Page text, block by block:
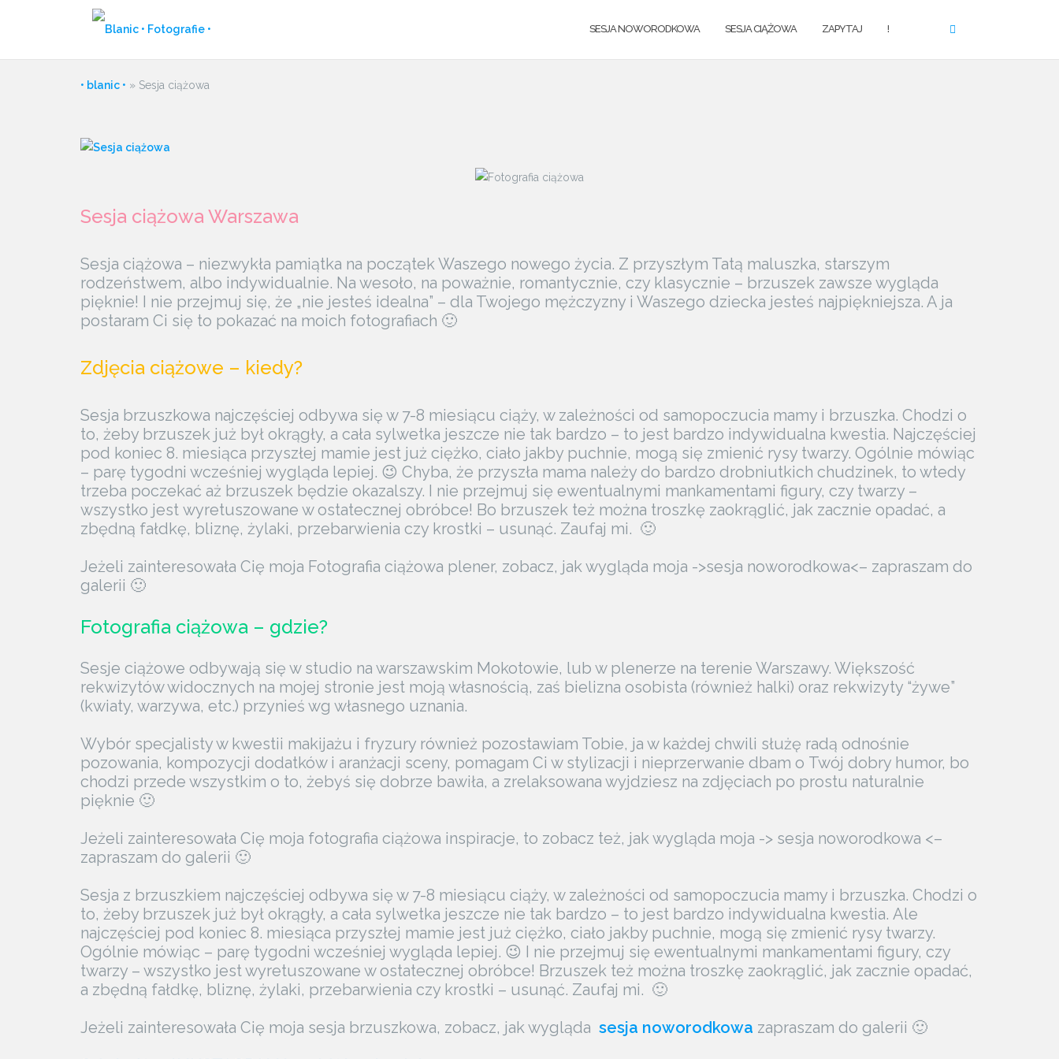
SESJA NOWORODKOWA SESJA CIĄŻOWA ZAPYTAJ !
• blanic • » Sesja ciążowa
Sesja ciążowa Warszawa
Sesja ciążowa – niezwykła pamiątka na początek Waszego nowego życia. Z przyszłym Tatą maluszka, starszym
rodzeństwem, albo indywidualnie. Na wesoło, na poważnie, romantycznie, czy klasycznie – brzuszek zawsze wygląda
pięknie! I nie przejmuj się, że „nie jesteś idealna” – dla Twojego mężczyzny i Waszego dziecka jesteś najpiękniejsza. A ja
postaram Ci się to pokazać na moich fotografiach 🙂
Zdjęcia ciążowe – kiedy?
Sesja brzuszkowa najczęściej odbywa się w 7-8 miesiącu ciąży, w zależności od samopoczucia mamy i brzuszka. Chodzi o
to, żeby brzuszek już był okrągły, a cała sylwetka jeszcze nie tak bardzo – to jest bardzo indywidualna kwestia. Najczęściej
pod koniec 8. miesiąca przyszłej mamie jest już ciężko, ciało jakby puchnie, mogą się zmienić rysy twarzy. Ogólnie mówiąc
– parę tygodni wcześniej wygląda lepiej. 😉 Chyba, że przyszła mama należy do bardzo drobniutkich chudzinek, to wtedy
trzeba poczekać aż brzuszek będzie okazalszy. I nie przejmuj się ewentualnymi mankamentami figury, czy twarzy –
wszystko jest wyretuszowane w ostatecznej obróbce! Bo brzuszek też można troszkę zaokrąglić, jak zacznie opadać, a
zbędną fałdkę, bliznę, żylaki, przebarwienia czy krostki – usunąć. Zaufaj mi. 🙂
Jeżeli zainteresowała Cię moja Fotografia ciążowa plener, zobacz, jak wygląda moja ->sesja noworodkowa<– zapraszam do
galerii 🙂
Fotografia ciążowa – gdzie?
Sesje ciążowe odbywają się w studio na warszawskim Mokotowie, lub w plenerze na terenie Warszawy. Większość
rekwizytów widocznych na mojej stronie jest moją własnością, zaś bielizna osobista (również halki) oraz rekwizyty “żywe”
(kwiaty, warzywa, etc.) przynieś wg własnego uznania.
Wybór specjalisty w kwestii makijażu i fryzury również pozostawiam Tobie, ja w każdej chwili służę radą odnośnie
pozowania, kompozycji dodatków i aranżacji sceny, pomagam Ci w stylizacji i nieprzerwanie dbam o Twój dobry humor, bo
chodzi przede wszystkim o to, żebyś się dobrze bawiła, a zrelaksowana wyjdziesz na zdjęciach po prostu naturalnie
pięknie 🙂
Jeżeli zainteresowała Cię moja fotografia ciążowa inspiracje, to zobacz też, jak wygląda moja -> sesja noworodkowa <–
zapraszam do galerii 🙂
Sesja z brzuszkiem najczęściej odbywa się w 7-8 miesiącu ciąży, w zależności od samopoczucia mamy i brzuszka. Chodzi o
to, żeby brzuszek już był okrągły, a cała sylwetka jeszcze nie tak bardzo – to jest bardzo indywidualna kwestia. Ale
najczęściej pod koniec 8. miesiąca przyszłej mamie jest już ciężko, ciało jakby puchnie, mogą się zmienić rysy twarzy.
Ogólnie mówiąc – parę tygodni wcześniej wygląda lepiej. 😉 I nie przejmuj się ewentualnymi mankamentami figury, czy
twarzy – wszystko jest wyretuszowane w ostatecznej obróbce! Brzuszek też można troszkę zaokrąglić, jak zacznie opadać,
a zbędną fałdkę, bliznę, żylaki, przebarwienia czy krostki – usunąć. Zaufaj mi. 🙂
Jeżeli zainteresowała Cię moja sesja brzuszkowa, zobacz, jak wygląda sesja noworodkowa zapraszam do galerii 🙂